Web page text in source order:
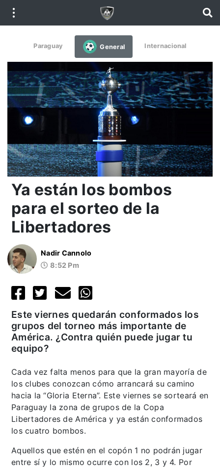
Paraguay General Internacional
Ya están los bombos
para el sorteo de la
Libertadores
Nadir Cannolo
8:52 Pm
Este viernes quedarán conformados los
grupos del torneo más importante de
América. ¿Contra quién puede jugar tu
equipo?
Cada vez falta menos para que la gran mayoría de
los clubes conozcan cómo arrancará su camino
hacia la “Gloria Eterna”. Este viernes se sorteará en
Paraguay la zona de grupos de la Copa
Libertadores de América y ya están conformados
los cuatro bombos.
Aquellos que estén en el copón 1 no podrán jugar
entre sí y lo mismo ocurre con los 2, 3 y 4. Por